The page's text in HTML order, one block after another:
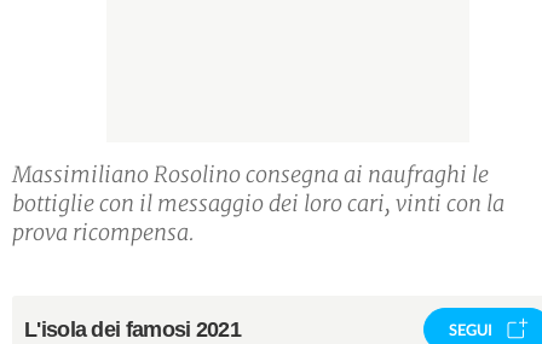
Massimiliano Rosolino consegna ai naufraghi le
bottiglie con il messaggio dei loro cari, vinti con la
prova ricompensa.
L'isola dei famosi 2021 SEGUI